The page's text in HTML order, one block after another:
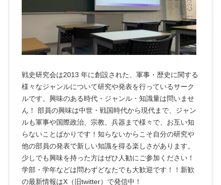
戦史研究会は2013 年に創設された、軍事・歴史に関する
様々なジャンルについて研究や発表を行っているサーク
ルです。興味のある時代・ジャンル・知識量は問いませ
ん！ 部員の興味は中世・戦国時代から現代まで、ジャン
ルも軍事や国際政治、宗教、兵器まで様々で、お互い知
らないことばかりです！知らないからこそ自分の研究や
他の部員の発表で新しい知識を得る楽しさがあります。
少しでも興味を持った方はぜひ人勧にご参加ください！
学部・学年などは問わずどなたでも大歓迎です！！新歓
の最新情報はX（旧twitter）で発信中！